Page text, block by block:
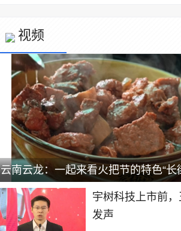
视频
云南云龙：一起来看火把节的特色“长
宇树科技上市前，
发声